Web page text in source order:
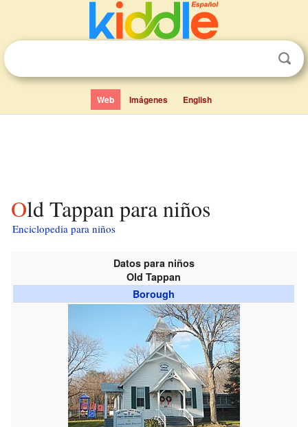
Web Imágenes English
Old Tappan para niños
Enciclopedia para niños
Datos para niños
Old Tappan
Borough